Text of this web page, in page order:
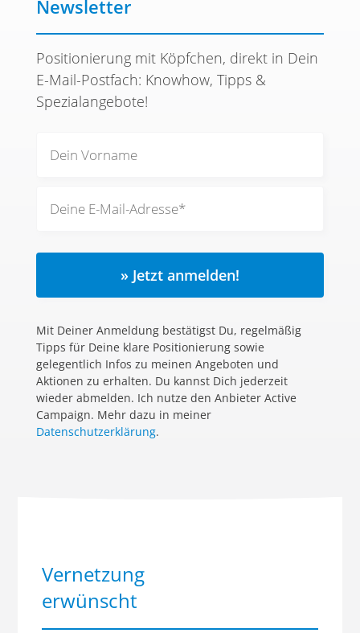
Newsletter
Positionierung mit Köpfchen, direkt in Dein
E-Mail-Postfach: Knowhow, Tipps &
Spezialangebote!
» Jetzt anmelden!
Mit Deiner Anmeldung bestätigst Du, regelmäßig
Tipps für Deine klare Positionierung sowie
gelegentlich Infos zu meinen Angeboten und
Aktionen zu erhalten. Du kannst Dich jederzeit
wieder abmelden. Ich nutze den Anbieter Active
Campaign. Mehr dazu in meiner
Datenschutzerklärung.
Vernetzung
erwünscht